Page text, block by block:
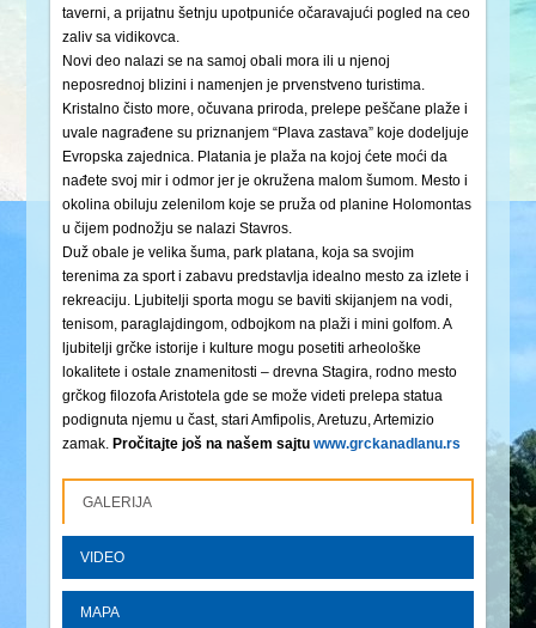
taverni, a prijatnu šetnju upotpuniće očaravajući pogled na ceo
zaliv sa vidikovca.
Novi deo nalazi se na samoj obali mora ili u njenoj
neposrednoj blizini i namenjen je prvenstveno turistima.
Kristalno čisto more, očuvana priroda, prelepe peščane plaže i
uvale nagrađene su priznanjem “Plava zastava” koje dodeljuje
Evropska zajednica. Platania je plaža na kojoj ćete moći da
nađete svoj mir i odmor jer je okružena malom šumom. Mesto i
okolina obiluju zelenilom koje se pruža od planine Holomontas
u čijem podnožju se nalazi Stavros.
Duž obale je velika šuma, park platana, koja sa svojim
terenima za sport i zabavu predstavlja idealno mesto za izlete i
rekreaciju. Ljubitelji sporta mogu se baviti skijanjem na vodi,
tenisom, paraglajdingom, odbojkom na plaži i mini golfom. A
ljubitelji grčke istorije i kulture mogu posetiti arheološke
lokalitete i ostale znamenitosti – drevna Stagira, rodno mesto
grčkog filozofa Aristotela gde se može videti prelepa statua
podignuta njemu u čast, stari Amfipolis, Aretuzu, Artemizio
zamak. Pročitajte još na našem sajtuwww.grckanadlanu.rs
GALERIJA
VIDEO
MAPA